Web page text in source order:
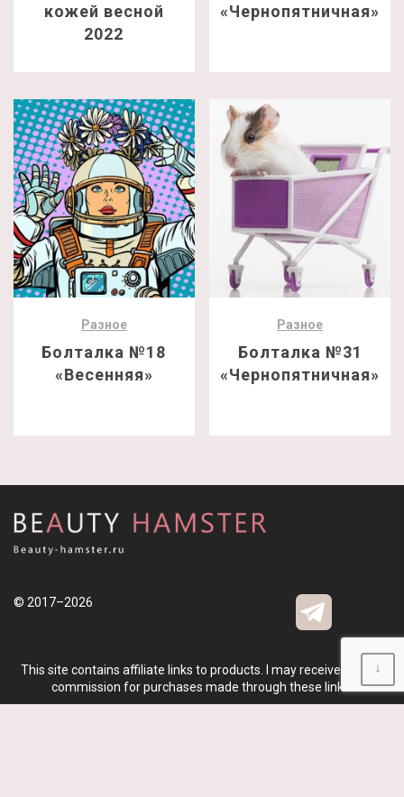
кожей весной
2022
«Чернопятничная»
Разное
Болталка №18
«Весенняя»
Разное
Болталка №31
«Чернопятничная»
© 2017–2026
This site contains affiliate links to products. I may receive a small
commission for purchases made through these links.
↓